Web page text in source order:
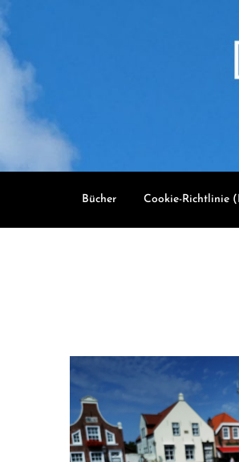
content
Bücher Cookie-Richtlinie